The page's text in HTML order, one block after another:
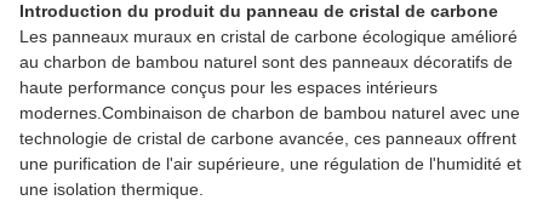
Introduction du produit du panneau de cristal de carbone
Les panneaux muraux en cristal de carbone écologique amélioré
au charbon de bambou naturel sont des panneaux décoratifs de
haute performance conçus pour les espaces intérieurs
modernes.Combinaison de charbon de bambou naturel avec une
technologie de cristal de carbone avancée, ces panneaux offrent
une purification de l'air supérieure, une régulation de l'humidité et
une isolation thermique.